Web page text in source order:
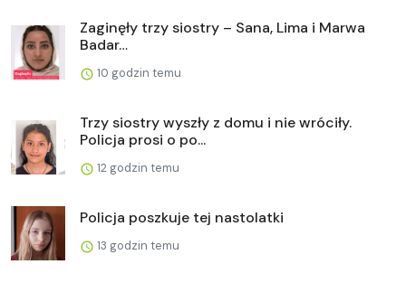
Zaginęły trzy siostry – Sana, Lima i Marwa
Badar…
10 godzin temu
Trzy siostry wyszły z domu i nie wróciły.
Policja prosi o po...
12 godzin temu
Policja poszkuje tej nastolatki
13 godzin temu